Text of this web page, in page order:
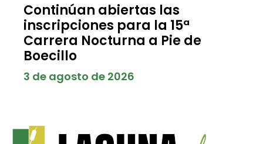
Continúan abiertas las
inscripciones para la 15ª
Carrera Nocturna a Pie de
Boecillo
3 de agosto de 2026